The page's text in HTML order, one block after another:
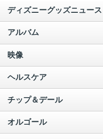
ディズニーグッズニュース
アルバム
映像
ヘルスケア
チップ＆デール
オルゴール